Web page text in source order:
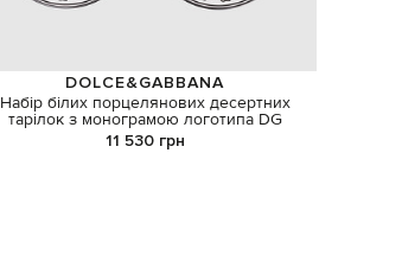
DOLCE&GABBANA
Набір білих порцелянових десертних
тарілок з монограмою логотипа DG
11 530 грн